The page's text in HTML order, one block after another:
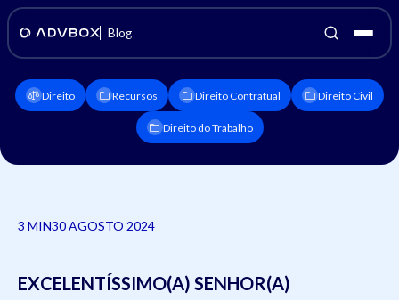
Blog
Direito Recursos Direito Contratual Direito Civil
Direito do Trabalho
3 MIN30 AGOSTO 2024
EXCELENTÍSSIMO(A) SENHOR(A)